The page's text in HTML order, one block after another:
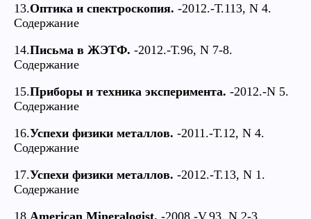
13.Оптика и спектроскопия. -2012.-Т.113, N 4.
Содержание
14.Письма в ЖЭТФ. -2012.-Т.96, N 7-8.
Содержание
15.Приборы и техника эксперимента. -2012.-N 5.
Содержание
16.Успехи физики металлов. -2011.-Т.12, N 4.
Содержание
17.Успехи физики металлов. -2012.-Т.13, N 1.
Содержание
18.American Mineralogist. -2008.-V.93, N 2-3.